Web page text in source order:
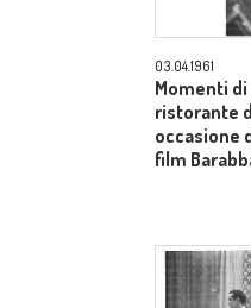
03.04.1961
Momenti di
ristorante
occasione
film